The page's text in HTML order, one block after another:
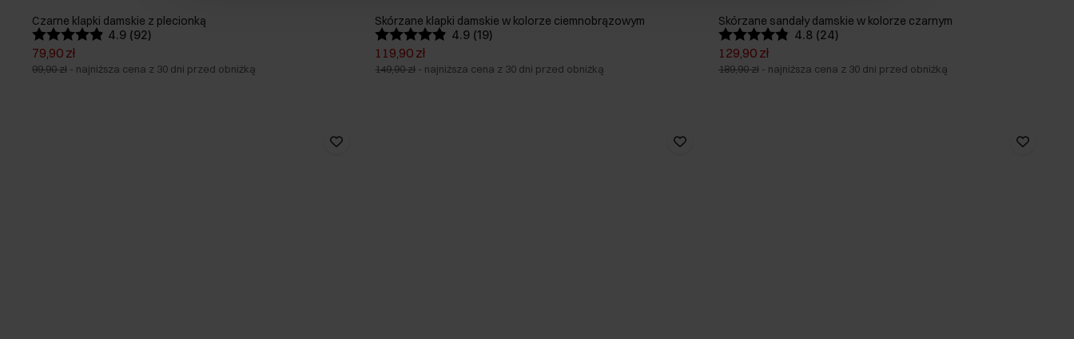
Czarne klapki damskie z plecionką
4.9 (92)
79,90 zł
99,90 zł - najniższa cena z 30 dni przed obniżką
Skórzane klapki damskie w kolorze ciemnobrązowym
4.9 (19)
119,90 zł
149,90 zł - najniższa cena z 30 dni przed obniżką
Skórzane sandały damskie w kolorze czarnym
4.8 (24)
129,90 zł
189,90 zł - najniższa cena z 30 dni przed obniżką